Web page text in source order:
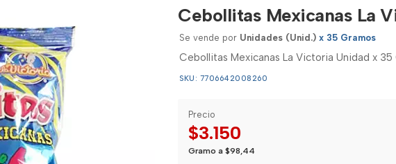
Cebollitas Mexicanas La
Se vende por Unidades (Unid.) x 35 Gramos
Cebollitas Mexicanas La Victoria Unidad x 35
SKU: 7706642008260
Precio
$3.150
Gramo a $98,44